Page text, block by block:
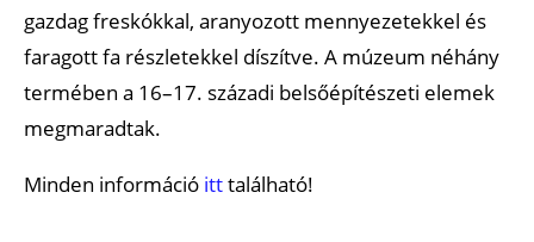
gazdag freskókkal, aranyozott mennyezetekkel és
faragott fa részletekkel díszítve. A múzeum néhány
termében a 16–17. századi belsőépítészeti elemek
megmaradtak.
Minden információ itttalálható!